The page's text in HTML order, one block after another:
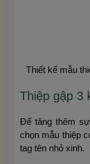
Thiết kế mẫu
Thiệp gập 3
Để tăng thêm
chọn mẫu thiệp
tag tên nhỏ xinh.